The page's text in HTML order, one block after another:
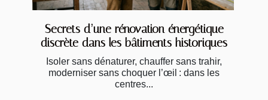
Secrets d’une rénovation énergétique
discrète dans les bâtiments historiques
Isoler sans dénaturer, chauffer sans trahir,
moderniser sans choquer l’œil : dans les
centres...